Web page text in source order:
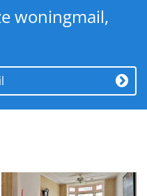
woningmail,